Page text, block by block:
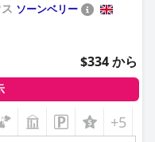
ソーンベリー
$334 から
+5